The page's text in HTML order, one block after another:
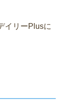
イリーPlusに